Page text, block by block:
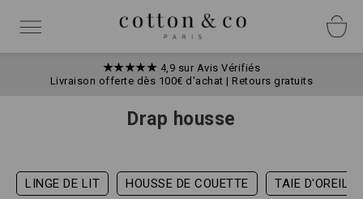
contenu
Basculer
★★★★★ 4,9 sur Avis Vérifiés
Livraison offerte dès 100€ d'achat | Retours gratuits
Drap housse
LINGE DE LIT HOUSSE DE COUETTE TAIE